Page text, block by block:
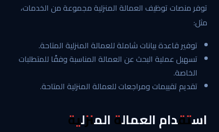
توفر منصات توظيف العمالة المنزلية مجموعة من الخدمات،
مثل:
توفير قاعدة بيانات شاملة للعمالة المنزلية المتاحة.
تسهيل عملية البحث عن العمالة المناسبة وفقًا للمتطلبات
الخاصة.
تقديم تقييمات ومراجعات للعمالة المنزلية المتاحة.
استقدام العمالة المنزلية